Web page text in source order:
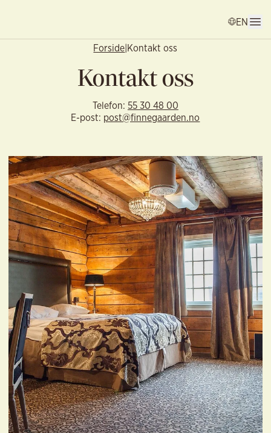
EN
Forside|Kontakt oss
Kontakt oss
Telefon: 55 30 48 00
E-post: post@finnegaarden.no